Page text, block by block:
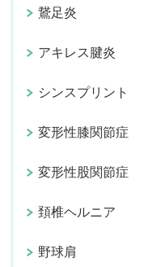
鵞足炎
アキレス腱炎
シンスプリント
変形性膝関節症
変形性股関節症
頚椎ヘルニア
野球肩